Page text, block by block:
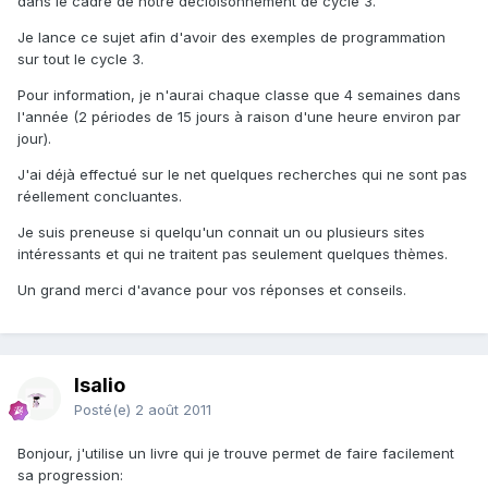
Je lance ce sujet afin d'avoir des exemples de programmation
sur tout le cycle 3.
Pour information, je n'aurai chaque classe que 4 semaines dans
l'année (2 périodes de 15 jours à raison d'une heure environ par
jour).
J'ai déjà effectué sur le net quelques recherches qui ne sont pas
réellement concluantes.
Je suis preneuse si quelqu'un connait un ou plusieurs sites
intéressants et qui ne traitent pas seulement quelques thèmes.
Un grand merci d'avance pour vos réponses et conseils.
Isalio
Posté(e) 2 août 2011
Bonjour, j'utilise un livre qui je trouve permet de faire facilement
sa progression: